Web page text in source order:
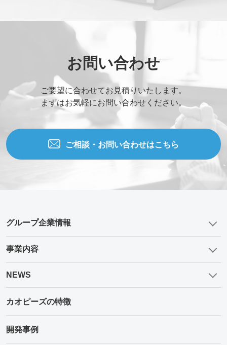
お問い合わせ
ご要望に合わせてお見積りいたします。
まずはお気軽にお問い合わせください。
ご相談・お問い合わせはこちら
グループ企業情報
事業内容
NEWS
カオピーズの特徴
開発事例